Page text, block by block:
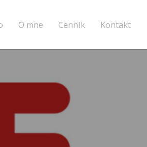
O mne Cenník Kontakt